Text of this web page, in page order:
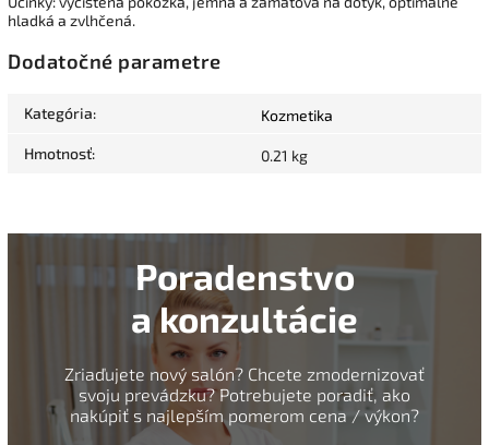
hladká a zvlhčená.
Dodatočné parametre
Kategória: Kozmetika
Hmotnosť: 0.21 kg
Poradenstvo
a konzultácie
Zriaďujete nový salón? Chcete zmodernizovať
svoju prevádzku? Potrebujete poradiť, ako
nakúpiť s najlepším pomerom cena / výkon?